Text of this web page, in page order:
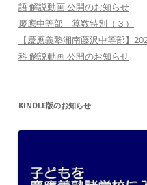
語 解説動画 公開のお知らせ
慶應中等部 算数特別（３）
【慶應義塾湘南藤沢中等部】
科 解説動画 公開のお知らせ
KINDLE版のお知らせ